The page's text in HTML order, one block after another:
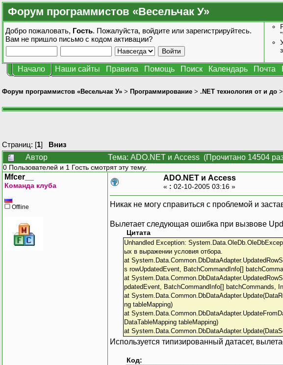
Форум программистов «Весельчак У»
Добро пожаловать, Гость. Пожалуйста, войдите или зарегистрируйтесь.
Вам не пришло письмо с кодом активации?
Начало Наши сайты Правила Помощь Поиск Календарь Почта
Форум программистов «Весельчак У» > Программирование > .NET технология от и до
Страниц: [1] Вниз
Автор
Тема: ADO.NET и Access (Прочитано 14504
0 Пользователей и 1 Гость смотрят эту тему.
Mfcer__
Команда клуба
Offline
ADO.NET и Access
« : 02-10-2005 03:16 »
Никак не могу справиться с проблемой и
Вылетает следующая ошибка при вызвове
Цитата
Unhandled Exception:
ых в выражении условия отбора.
at
s rowUpdatedEvent, BatchCommandInfo[]
at
pdatedEvent, BatchCommandInfo[] batchCommands,
at
ng tableMapping)
at
DataTableMapping tableMapping)
at
Используется типизированный датасет,
Код: